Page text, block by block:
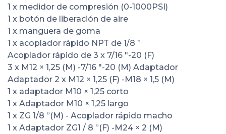
1 x medidor de compresión (0-1000PSI)
1 x botón de liberación de aire
1 x manguera de goma
1 x acoplador rápido NPT de 1/8 ”
Acoplador rápido de 3 x 7/16 "-20 (F)
3 x M12 × 1,25 (M) -7/16 "-20 (M) Adaptador
Adaptador 2 x M12 × 1,25 (F) -M18 × 1,5 (M)
1 x adaptador M10 × 1,25 corto
1 x Adaptador M10 × 1,25 largo
1 x ZG 1/8 ”(M) - Acoplador rápido macho
1 x Adaptador ZG1 / 8 ”(F) -M24 × 2 (M)